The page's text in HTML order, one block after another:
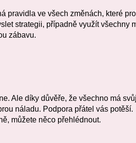
pravidla ve všech změnách, které
strategii, případně využít všechny
zábavu.
Ale díky důvěře, že všechno má
náladu. Podpora přátel vás potěší.
můžete něco přehlédnout.